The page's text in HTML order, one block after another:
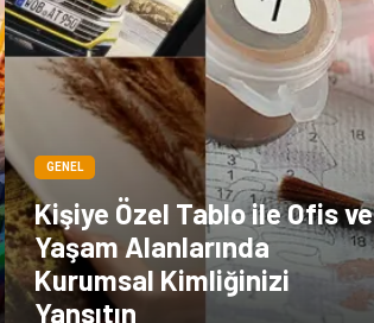
GENEL
Kişiye Özel Tablo ile Ofis ve
Yaşam Alanlarında
Kurumsal Kimliğinizi
Yansıtın